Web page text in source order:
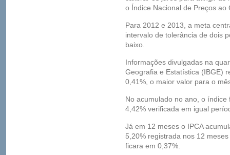
o Índice Nacional de Preços ao
Para 2012 e 2013, a meta
intervalo de tolerância de dois
baixo.
Informações divulgadas na
Geografia e Estatística (IBGE)
0,41%, o maior valor para o
No acumulado no ano, o
4,42% verificada em igual
Já em 12 meses o IPCA
5,20% registrada nos 12
ficara em 0,37%.